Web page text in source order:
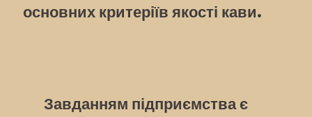
основних критеріїв якості кави.
Завданням підприємства є